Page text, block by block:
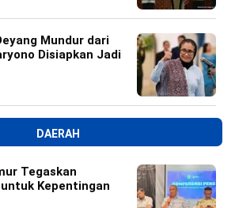
Mundur dari
Disiapkan Jadi
DAERAH
Tegaskan
Kepentingan